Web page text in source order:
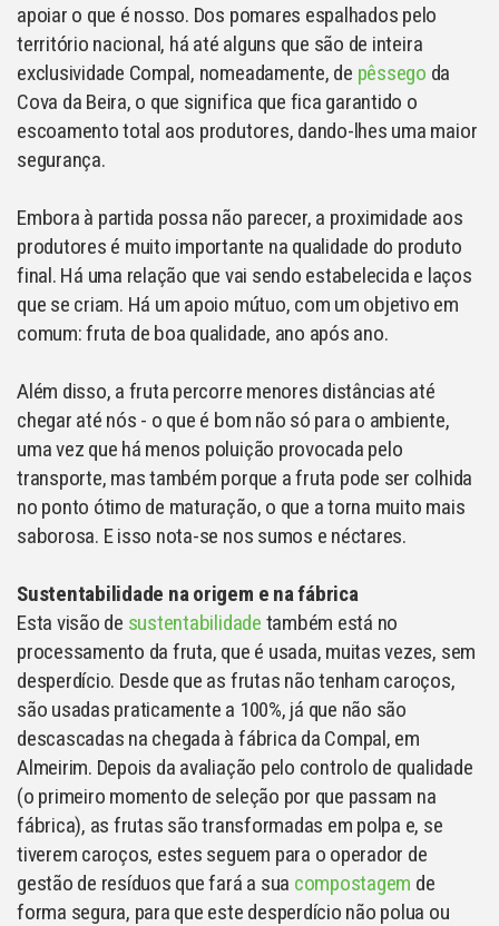
apoiar o que é nosso. Dos pomares espalhados pelo
território nacional, há até alguns que são de inteira
exclusividade Compal, nomeadamente, de pêssego da
Cova da Beira, o que significa que fica garantido o
escoamento total aos produtores, dando-lhes uma maior
segurança.
Embora à partida possa não parecer, a proximidade aos
produtores é muito importante na qualidade do produto
final. Há uma relação que vai sendo estabelecida e laços
que se criam. Há um apoio mútuo, com um objetivo em
comum: fruta de boa qualidade, ano após ano.
Além disso, a fruta percorre menores distâncias até
chegar até nós - o que é bom não só para o ambiente,
uma vez que há menos poluição provocada pelo
transporte, mas também porque a fruta pode ser colhida
no ponto ótimo de maturação, o que a torna muito mais
saborosa. E isso nota-se nos sumos e néctares.
Sustentabilidade na origem e na fábrica
Esta visão de sustentabilidade também está no
processamento da fruta, que é usada, muitas vezes, sem
desperdício. Desde que as frutas não tenham caroços,
são usadas praticamente a 100%, já que não são
descascadas na chegada à fábrica da Compal, em
Almeirim. Depois da avaliação pelo controlo de qualidade
(o primeiro momento de seleção por que passam na
fábrica), as frutas são transformadas em polpa e, se
tiverem caroços, estes seguem para o operador de
gestão de resíduos que fará a sua compostagem de
forma segura, para que este desperdício não polua ou